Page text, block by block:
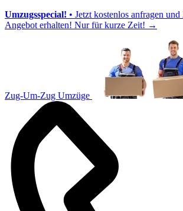
Umzugsspecial! • Jetzt kostenlos anfragen
Angebot erhalten! Nur für kurze Zeit! →
Zug-Um-Zug Umzüge